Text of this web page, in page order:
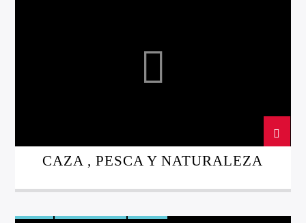
CAZA , PESCA Y NATURALEZA